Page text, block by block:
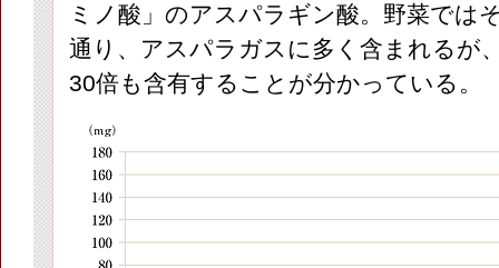
ミノ酸」のアスパラギン酸。野菜では
通り、アスパラガスに多く含まれるが
30倍も含有することが分かっている。